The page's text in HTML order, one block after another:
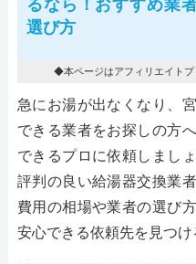
るなら！おすすめ業
選び方
◆本ページはアフィリエイトプ
急にお湯が出なくなり、
できる業者をお探しの方
できるプロに依頼しまし
評判の良い給湯器交換業
費用の相場や業者の選び
安心できる依頼先を見つけ